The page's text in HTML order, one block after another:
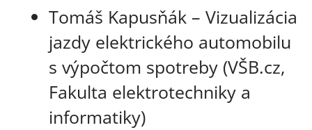
Tomáš Kapusňák – Vizualizácia
jazdy elektrického automobilu
s výpočtom spotreby (VŠB.cz,
Fakulta elektrotechniky a
informatiky)